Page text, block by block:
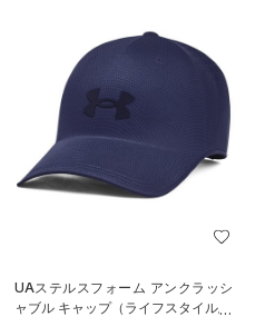
UAステルスフォーム アンクラッシ
ャブル キャップ（ライフスタイル/U